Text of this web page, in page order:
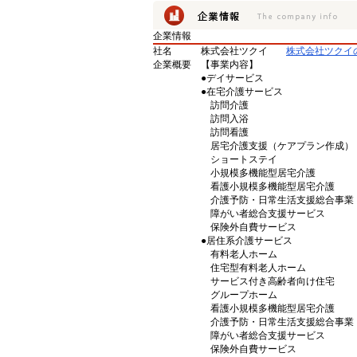
企業情報
社名
株式会社ツクイ
株式会社ツクイ
企業概要
【事業内容】
●デイサービス
●在宅介護サービス
訪問介護
訪問入浴
訪問看護
居宅介護支援（ケアプラン作成）
ショートステイ
小規模多機能型居宅介護
看護小規模多機能型居宅介護
介護予防・日常生活支援総合事業
障がい者総合支援サービス
保険外自費サービス
●居住系介護サービス
有料老人ホーム
住宅型有料老人ホーム
サービス付き高齢者向け住宅
グループホーム
看護小規模多機能型居宅介護
介護予防・日常生活支援総合事業
障がい者総合支援サービス
保険外自費サービス